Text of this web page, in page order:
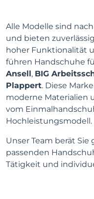
Alle Modelle sind
und bieten
hoher Funktionalität
führen Handschuhe
Ansell, BIG
Plappert. Diese
moderne Materialien
vom
Hochleistungsmodell.
Unser Team berät
passenden
Tätigkeit und